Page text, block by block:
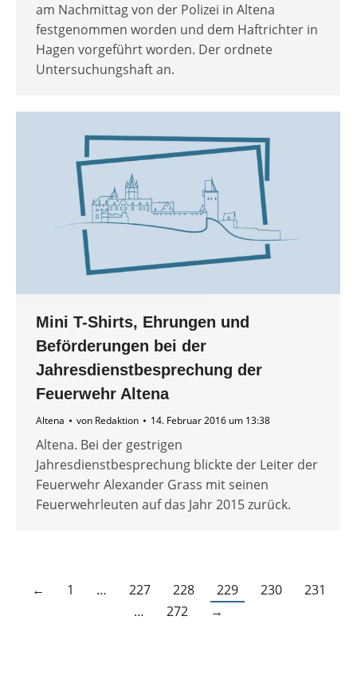
am Nachmittag von der Polizei in Altena
festgenommen worden und dem Haftrichter in
Hagen vorgeführt worden. Der ordnete
Untersuchungshaft an.
Mini T-Shirts, Ehrungen und
Beförderungen bei der
Jahresdienstbesprechung der
Feuerwehr Altena
Altena von Redaktion 14. Februar 2016 um 13:38
Altena. Bei der gestrigen
Jahresdienstbesprechung blickte der Leiter der
Feuerwehr Alexander Grass mit seinen
Feuerwehrleuten auf das Jahr 2015 zurück.
← 1 … 227 228 229 230
231
…
272 →